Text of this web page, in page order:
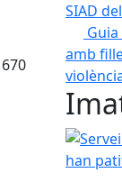
SIAD
amb
Servei